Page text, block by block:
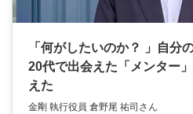
「何がしたいのか？ 」自分
20代で出会えた「メンター
えた
金剛 執行役員 倉野尾 祐司さん